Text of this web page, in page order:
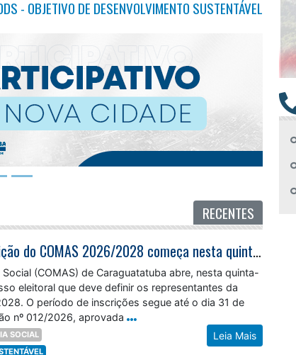
- OBJETIVO DE DESENVOLVIMENTO SUSTENTÁVEL
RECENTES
(COMAS) de Caraguatatuba abre, nesta quinta-
eleitoral que deve definir os representantes da
O período de inscrições segue até o dia 31 de
nº 012/2026, aprovada
Leia Mais
SOCIAL